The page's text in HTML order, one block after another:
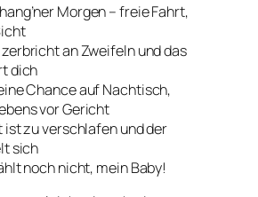
Morgen – freie Fahrt,
an Zweifeln und das
dich
Chance auf Nachtisch,
vor Gericht
ist zu verschlafen und der
sich
noch nicht, mein Baby!